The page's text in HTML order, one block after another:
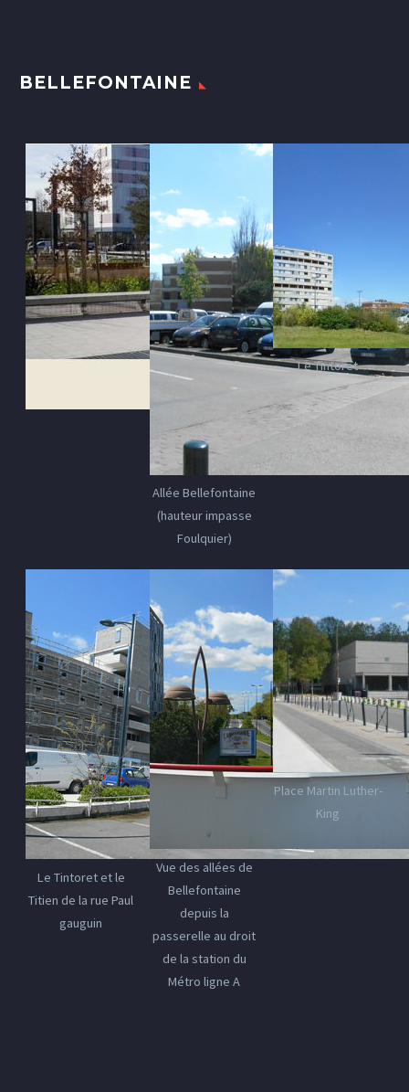
BELLEFONTAINE
Allée Bellefontaine
(hauteur impasse
Foulquier)
Le Tintoret
Le Tintoret et le
Titien de la rue Paul
gauguin
Vue des allées de
Bellefontaine
depuis la
passerelle au droit
de la station du
Métro ligne A
Place Martin Luther-
King